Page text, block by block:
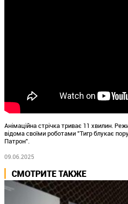
Анімаційна стрічка триває 11 хвилин.
відома своїми роботами "Тигр блукає
Патрон".
09.06.2025
СМОТРИТЕ ТАКЖЕ